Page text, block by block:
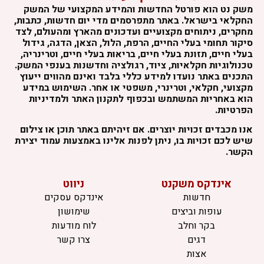
משק נט הוא פורטל החדשות והמידע המקצועי של המשק
החקלאי בישראל. באתר מתפרסמים מדי יום חדשות, כתבות,
מחקרים, ניתוחים מקצועיים ועדכונים מהארץ ומהעולם, לצד
סיקור תחומי בעלי החיים, הרפת, הלול, הצאן, הדגה, גידול
בעלי חיים, תזונת בעלי חיים, בריאות בעלי חיים, וטרינריה,
טכנולוגיות חקלאיות, ציוד, רגולציה וחדשנות בענפי המשק.
התכנים באתר נועדו למידע כללי בלבד ואינם מהווים ייעוץ
מקצועי, חקלאי, וטרינרי, משפטי או אחר. השימוש במידע
הוא באחריות המשתמש ובכפוף לתקנון האתר ולמדיניות
הפרטיות.
אנו מכבדים זכויות יוצרים. אם זיהיתם באתר תוכן או צילום
שיש לכם זכויות בו, ניתן לפנות אלינו באמצעות עמוד יצירת
הקשר.
אינדקס משקנט
חדשות
עופות וביצים
בקר וחלב
דגים
אצות
ניווט
אינדקס עסקים
שימושון
לוח מודעות
צרו קשר